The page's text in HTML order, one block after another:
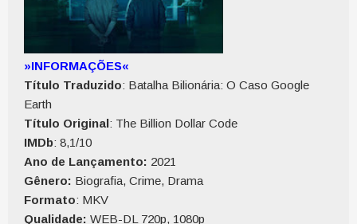
»INFORMAÇÕES«
Título Traduzido: Batalha Bilionária: O Caso Google
Earth
Título Original: The Billion Dollar Code
IMDb: 8,1/10
Ano de Lançamento: 2021
Gênero: Biografia, Crime, Drama
Formato: MKV
Qualidade: WEB-DL 720p, 1080p